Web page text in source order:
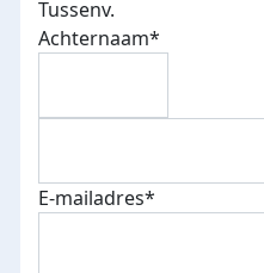
bedankt
Tussenv.
Achternaam*
E-mailadres*